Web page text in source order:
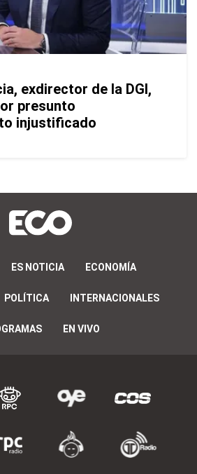
exdirector de la DGI,
presunto
injustificado
ES NOTICIA ECONOMÍA
POLÍTICA INTERNACIONALES
EN VIVO